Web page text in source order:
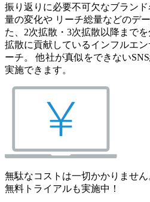
振り返りに必要不可欠なブラン
量の変化や リーチ総量などのデ
た、2次拡散・3次拡散以降までを
拡散に貢献しているインフルエ
ーチ。 他社が真似をできない
実施できます。
無駄なコストは一切かかりません
無料トライアルも実施中！